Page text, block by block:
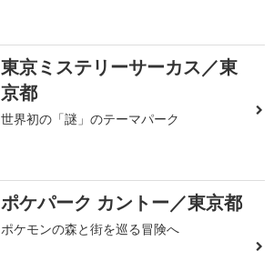
東京ミステリーサーカス／東
京都
世界初の「謎」のテーマパーク
ポケパーク カントー／東京都
ポケモンの森と街を巡る冒険へ